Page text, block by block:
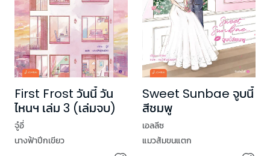
First Frost วันนี้ วัน
ไหนฯ เล่ม 3 (เล่มจบ)
จู๋อี่
นางฟ้าปีกเขียว
Sweet Sunbae จูบนี้
สีชมพู
เอลลีซ
แมวส้มขนแตก